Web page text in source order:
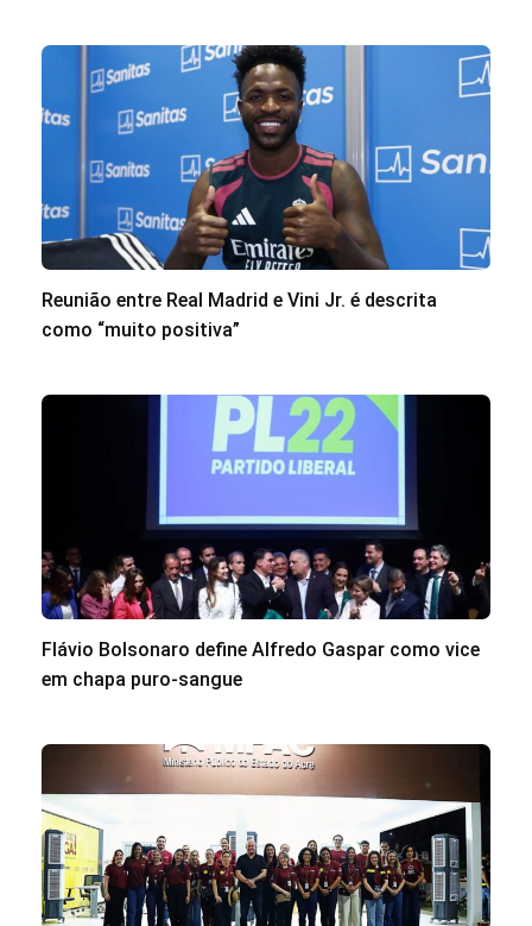
Reunião entre Real Madrid e Vini Jr. é descrita
como “muito positiva”
Flávio Bolsonaro define Alfredo Gaspar como vice
em chapa puro-sangue